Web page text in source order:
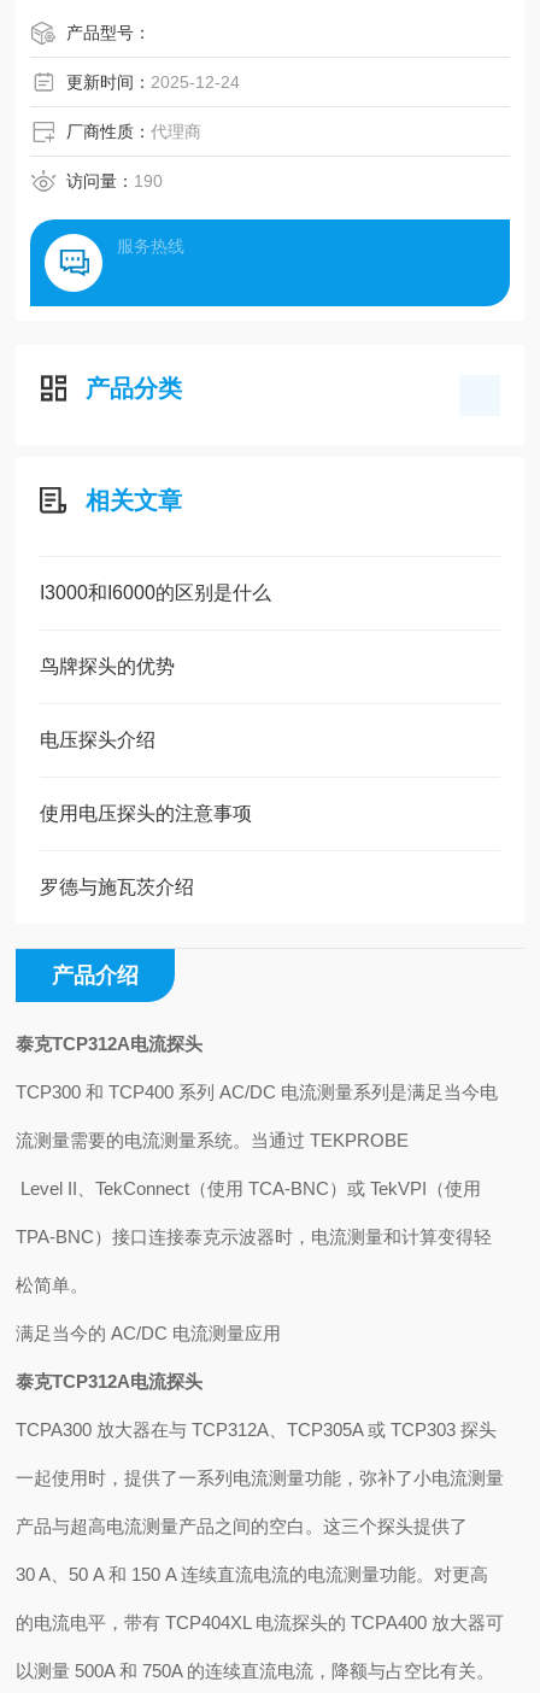
产品型号：
更新时间： 2025-12-24
厂商性质：代理商
访问量： 190
服务热线
产品分类
相关文章
I3000和I6000的区别是什么
鸟牌探头的优势
电压探头介绍
使用电压探头的注意事项
罗德与施瓦茨介绍
产品介绍
泰克TCP312A电流探头
TCP300 和 TCP400 系列 AC/DC 电流测量系列是满足当今电
流测量需要的电流测量系统。当通过 TEKPROBE
Level II、TekConnect（使用 TCA-BNC）或 TekVPI（使用
TPA-BNC）接口连接泰克示波器时，电流测量和计算变得轻
松简单。
满足当今的 AC/DC 电流测量应用
泰克TCP312A电流探头
TCPA300 放大器在与 TCP312A、TCP305A 或 TCP303 探头
一起使用时，提供了一系列电流测量功能，弥补了小电流测量
产品与超高电流测量产品之间的空白。这三个探头提供了
30 A、50 A 和 150 A 连续直流电流的电流测量功能。对更高
的电流电平，带有 TCP404XL 电流探头的 TCPA400 放大器可
以测量 500A 和 750A 的连续直流电流，降额与占空比有关。